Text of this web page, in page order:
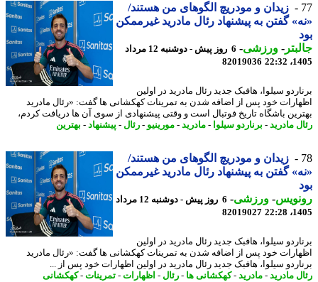
زیدان و مودریچ الگوهای من هستند/
گفتن به پیشنهاد رئال مادرید غیرممکن
-ورزشی-
6 روز پیش - دوشنبه 12 مرداد
82019036
سیلوا، هافبک جدید رئال مادرید در اولین
خود پس از اضافه شدن به تمرینات کهکشانی ها گفت: «رئال مادرید
باشگاه تاریخ فوتبال است و وقتی پیشنهادی از سوی آن ها دریافت کردم،
مادرید- برناردو سیلوا-مادرید- مورینیو-رئال -پیشنهاد-بهترین
زیدان و مودریچ الگوهای من هستند/
گفتن به پیشنهاد رئال مادرید غیرممکن
-ورزشی-
6 روز پیش - دوشنبه 12 مرداد
82019027
سیلوا، هافبک جدید رئال مادرید در اولین
خود پس از اضافه شدن به تمرینات کهکشانی ها گفت: «رئال مادرید
سیلوا، هافبک جدید رئال مادرید در اولین اظهارات خود پس از ...
مادرید- مادرید- کهکشانی ها- رئال -اظهارات- تمرینات -کهکشانی